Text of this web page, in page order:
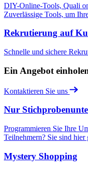
DIY-Online-Tools, Quali
Zuverlässige Tools, um
Rekrutierung auf
Schnelle und sichere
Ein Angebot
Kontaktieren Sie uns
Nur
Programmieren Sie Ihre
Teilnehmern? Sie sind hier
Mystery Shopping